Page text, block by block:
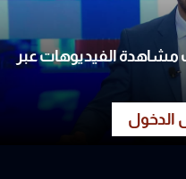
مشاهدة الفيديوهات عبر